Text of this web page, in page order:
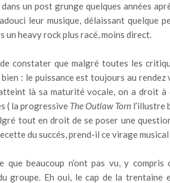
un post grunge quelques années
leur musique, délaissant quelque
un heavy rock plus racé, moins direct.
constater que malgré toutes les
: le puissance est toujours au rendez
là sa maturité vocale, on a droit
( la progressive The Outlaw Torn l’illustre
tout en droit de se poser une
du succés, prend-il ce virage
que beaucoup n’ont pas vu, y
groupe. Eh oui, le cap de la trentaine